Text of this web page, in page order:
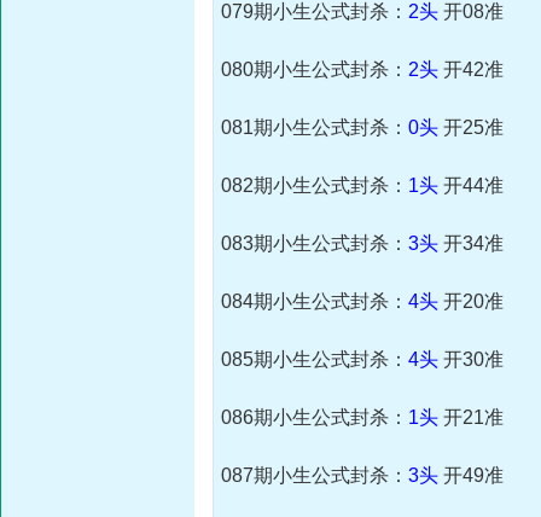
079期小生公式封杀： 2头 开08准
080期小生公式封杀： 2头 开42准
081期小生公式封杀： 0头 开25准
082期小生公式封杀： 1头 开44准
083期小生公式封杀： 3头 开34准
084期小生公式封杀： 4头 开20准
085期小生公式封杀： 4头 开30准
086期小生公式封杀： 1头 开21准
087期小生公式封杀： 3头 开49准